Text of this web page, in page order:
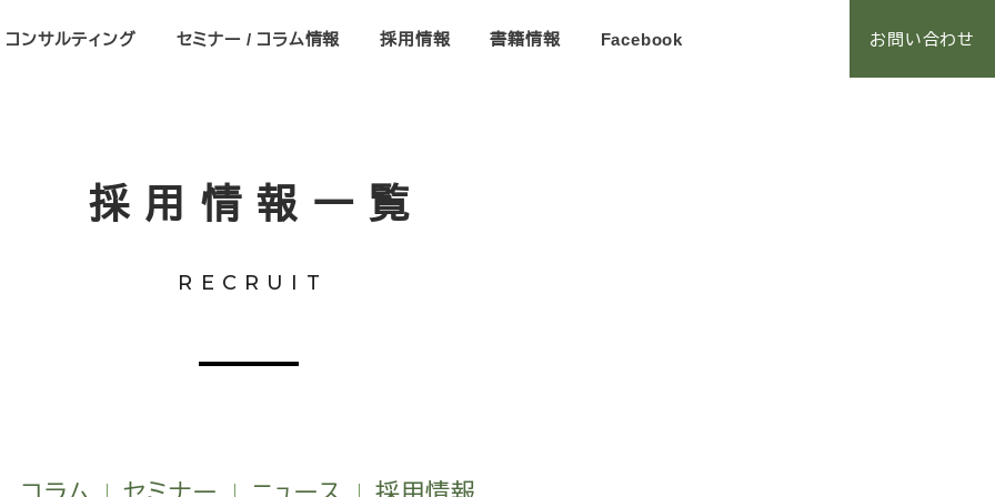
コンサルティング セミナー / コラム情報 採用情報 書籍情報 Facebook お問い合わせ
採用情報一覧
RECRUIT